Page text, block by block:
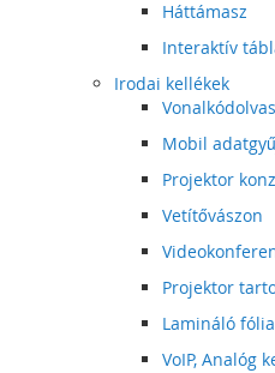
Háttámasz
Interaktív
Irodai kellékek
Mobil
Projektor
Vetítővászon
Projektor
Lamináló fólia
VoIP, Analóg